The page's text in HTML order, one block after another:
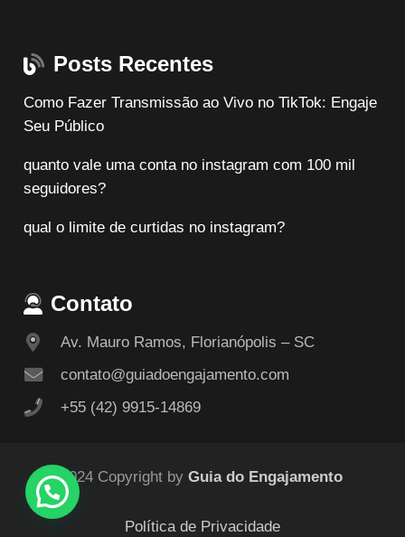
Posts Recentes
Como Fazer Transmissão ao Vivo no TikTok: Engaje
Seu Público
quanto vale uma conta no instagram com 100 mil
seguidores?
qual o limite de curtidas no instagram?
Contato
Av. Mauro Ramos, Florianópolis – SC
contato@guiadoengajamento.com
+55 (42) 9915-14869
© 2024 Copyright by Guia do Engajamento
Política de Privacidade